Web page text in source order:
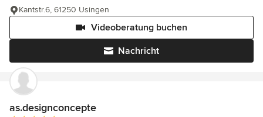
Nachricht
Videoberatung buchen
Kantstr.6, 61250 Usingen
as.designconcepte